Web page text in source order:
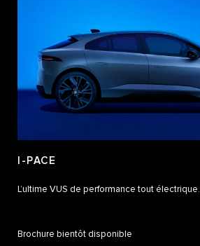
I-PACE
L’ultime VUS de performance tout électrique.
Brochure bientôt disponible